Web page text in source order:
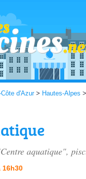
d'Azur> Hautes-Alpes >
aquatique",
16h30